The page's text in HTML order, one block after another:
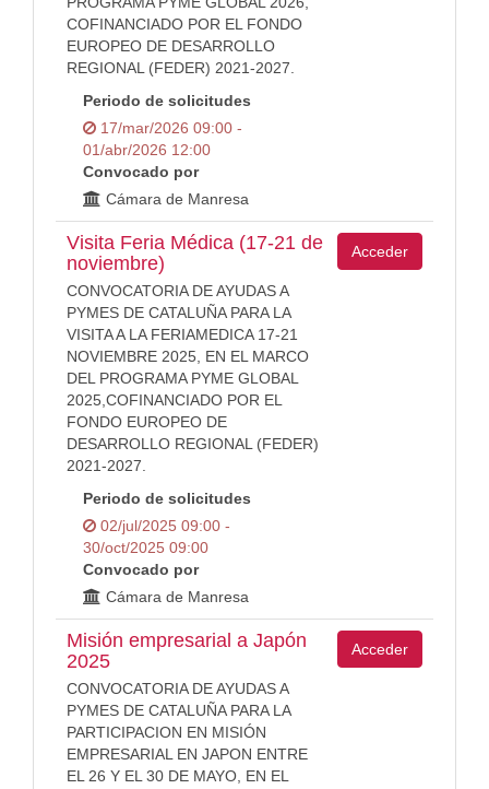
COFINANCIADO POR EL FONDO
EUROPEO DE DESARROLLO
REGIONAL (FEDER) 2021-2027.
Periodo de solicitudes
17/mar/2026 09:00 -
01/abr/2026 12:00
Convocado por
Cámara de Manresa
Visita Feria Médica (17-21 de
noviembre)
CONVOCATORIA DE AYUDAS A
PYMES DE CATALUÑA PARA LA
VISITA A LA FERIAMEDICA 17-21
NOVIEMBRE 2025, EN EL MARCO
DEL PROGRAMA PYME GLOBAL
2025,COFINANCIADO POR EL
FONDO EUROPEO DE
DESARROLLO REGIONAL (FEDER)
2021-2027.
Periodo de solicitudes
02/jul/2025 09:00 -
30/oct/2025 09:00
Convocado por
Cámara de Manresa
Acceder
Misión empresarial a Japón
2025
CONVOCATORIA DE AYUDAS A
PYMES DE CATALUÑA PARA LA
PARTICIPACION EN MISIÓN
EMPRESARIAL EN JAPON ENTRE
EL 26 Y EL 30 DE MAYO, EN EL
Acceder